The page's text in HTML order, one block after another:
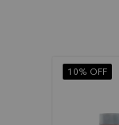
10% OFF